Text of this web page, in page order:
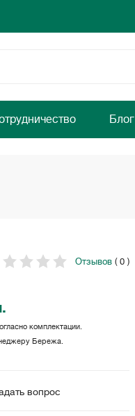
дома
дома
Блог
Отзывов ( 0 )
комплектации.
Бережа.
вопрос